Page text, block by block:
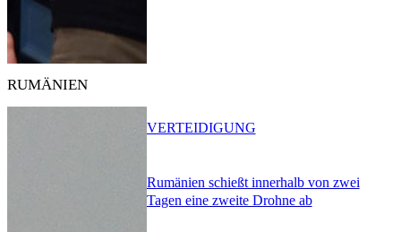
RUMÄNIEN
Rumänien schießt innerhalb von zwei
Tagen eine zweite Drohne ab
VERTEIDIGUNG